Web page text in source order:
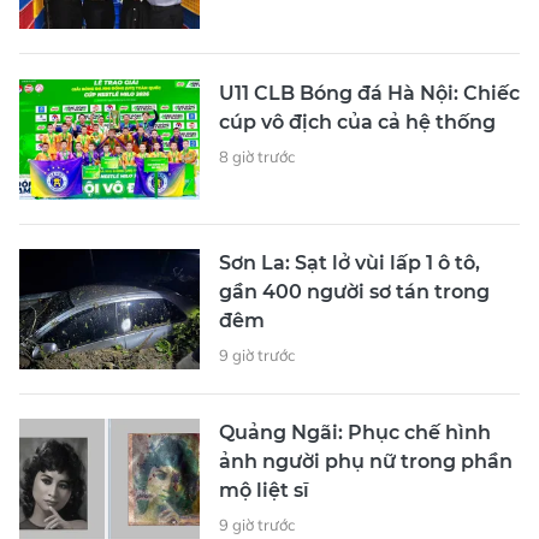
U11 CLB Bóng đá Hà Nội: Chiếc
cúp vô địch của cả hệ thống
8 giờ trước
Sơn La: Sạt lở vùi lấp 1 ô tô,
gần 400 người sơ tán trong
đêm
9 giờ trước
Quảng Ngãi: Phục chế hình
ảnh người phụ nữ trong phần
mộ liệt sĩ
9 giờ trước